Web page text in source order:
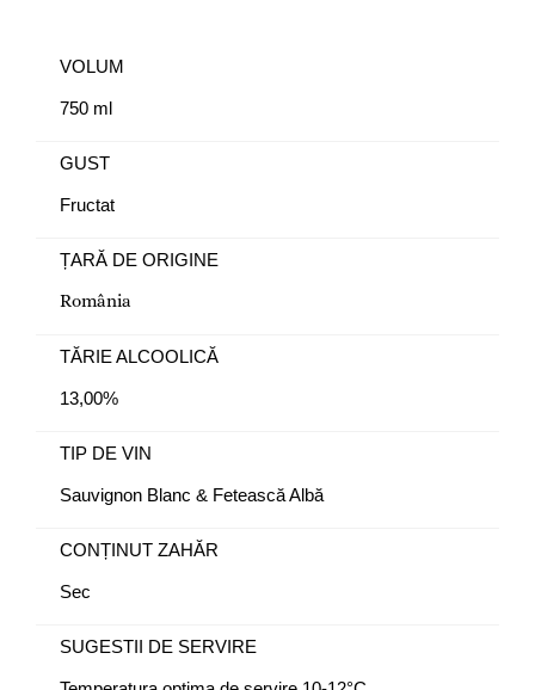
VOLUM
750 ml
GUST
Fructat
ȚARĂ DE ORIGINE
România
TĂRIE ALCOOLICĂ
13,00%
TIP DE VIN
Sauvignon Blanc & Fetească Albă
CONȚINUT ZAHĂR
Sec
SUGESTII DE SERVIRE